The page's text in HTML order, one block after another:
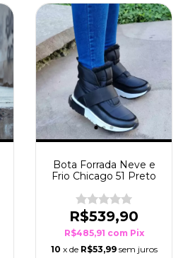
Bota Forrada Neve e
Frio Chicago 51 Preto
R$539,90
R$485,91 com Pix
10 x de R$53,99 sem juros